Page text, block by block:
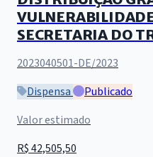
SECRETARIA DO
2023040501-DE/2023
Dispensa
Publicado
Valor estimado
R$ 42,505,50